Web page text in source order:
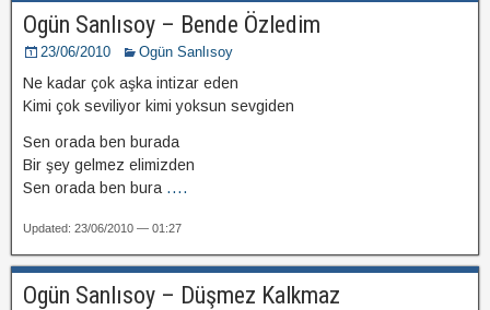
Ogün Sanlısoy – Bende Özledim
23/06/2010 Ogün Sanlısoy
Ne kadar çok aşka intizar eden
Kimi çok seviliyor kimi yoksun sevgiden
Sen orada ben burada
Bir şey gelmez elimizden
Sen orada ben bura ....
Updated: 23/06/2010 — 01:27
Ogün Sanlısoy – Düşmez Kalkmaz